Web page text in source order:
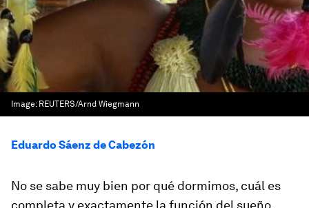
Image: REUTERS/Arnd Wiegmann
Eduardo Sáenz de Cabezón
No se sabe muy bien por qué dormimos, cuál es
completa y exactamente la función del sueño.